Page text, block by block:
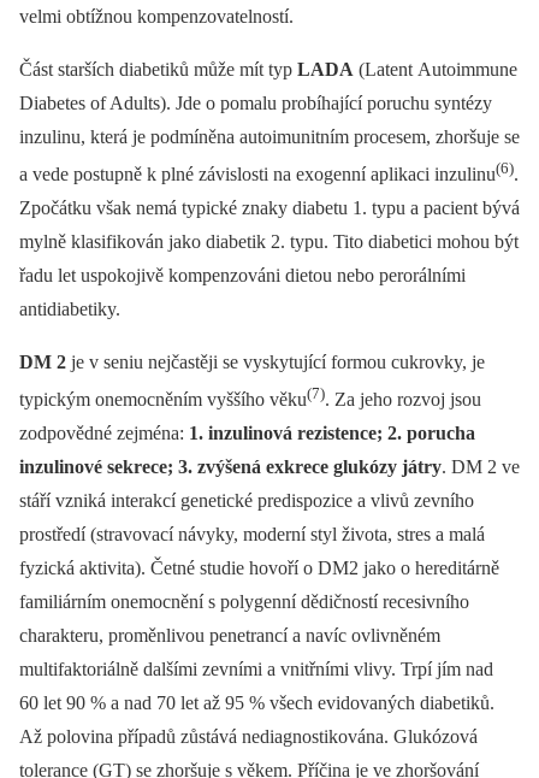
velmi obtížnou kompenzovatelností.
Část starších diabetiků může mít typ LADA (Latent Autoimmune
Diabetes of Adults). Jde o pomalu probíhající poruchu syntézy
inzulinu, která je podmíněna autoimunitním procesem, zhoršuje se
a vede postupně k plné závislosti na exogenní aplikaci inzulinu(6).
Zpočátku však nemá typické znaky diabetu 1. typu a pacient bývá
mylně klasifikován jako diabetik 2. typu. Tito diabetici mohou být
řadu let uspokojivě kompenzováni dietou nebo perorálními
antidiabetiky.
DM 2 je v seniu nejčastěji se vyskytující formou cukrovky, je
typickým onemocněním vyššího věku(7). Za jeho rozvoj jsou
zodpovědné zejména: 1. inzulinová rezistence; 2. porucha
inzulinové sekrece; 3. zvýšená exkrece glukózy játry. DM 2 ve
stáří vzniká interakcí genetické predispozice a vlivů zevního
prostředí (stravovací návyky, moderní styl života, stres a malá
fyzická aktivita). Četné studie hovoří o DM2 jako o hereditárně
familiárním onemocnění s polygenní dědičností recesivního
charakteru, proměnlivou penetrancí a navíc ovlivněném
multifaktoriálně dalšími zevními a vnitřními vlivy. Trpí jím nad
60 let 90 % a nad 70 let až 95 % všech evidovaných diabetiků.
Až polovina případů zůstává nediagnostikována. Glukózová
tolerance (GT) se zhoršuje s věkem. Příčina je ve zhoršování